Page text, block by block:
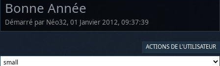
Bonne Année
Démarré par Néo32, 01 Janvier 2012, 09:37:39
ACTIONS DE L'UTILISATEUR